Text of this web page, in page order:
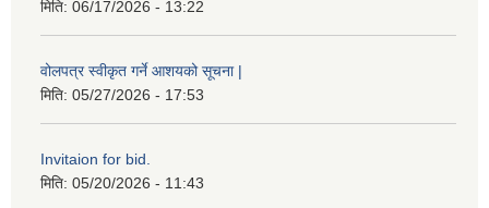
मिति: 06/17/2026 - 13:22
वोलपत्र स्वीकृत गर्ने आशयको सूचना |
मिति: 05/27/2026 - 17:53
Invitaion for bid.
मिति: 05/20/2026 - 11:43